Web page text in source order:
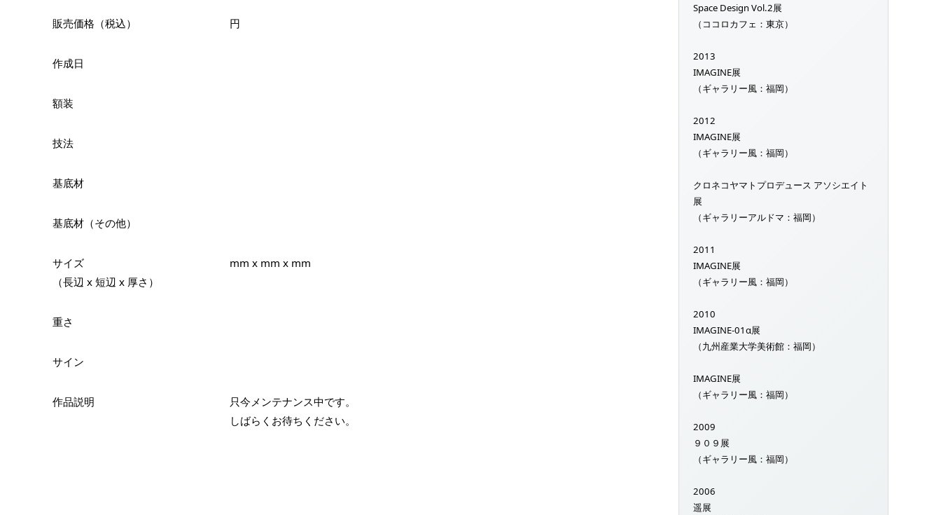
販売価格（税込） 円
作成日
額装
技法
基底材
基底材（その他）
サイズ
（長辺 x 短辺 x 厚さ）
mm x mm x mm
重さ
サイン
作品説明
只今メンテナンス中です。
しばらくお待ちください。
Space Design Vol.2展
（ココロカフェ：東京）
2013
IMAGINE展
（ギャラリー風：福岡）
2012
IMAGINE展
（ギャラリー風：福岡）
クロネコヤマトプロデュース アソシエイト
展
（ギャラリーアルドマ：福岡）
2011
IMAGINE展
（ギャラリー風：福岡）
2010
IMAGINE-01α展
（九州産業大学美術館：福岡）
IMAGINE展
（ギャラリー風：福岡）
2009
９０９展
（ギャラリー風：福岡）
2006
遥展